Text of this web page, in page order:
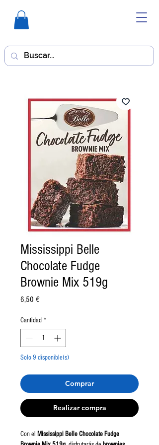
Mississippi Belle
Chocolate Fudge
Brownie Mix 519g
6,50 €Precio
Cantidad *
Solo 9 disponible(s)
Comprar
Realizar compra
Con el Mississippi Belle Chocolate Fudge